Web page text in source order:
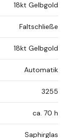
18kt Gelbgold
Faltschließe
18kt Gelbgold
Automatik
3255
ca. 70 h
Saphirglas